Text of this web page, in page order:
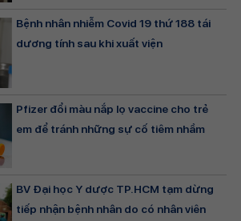
Bệnh nhân nhiễm Covid 19 thứ 188 tái
dương tính sau khi xuất viện
Pfizer đổi màu nắp lọ vaccine cho trẻ
em để tránh những sự cố tiêm nhầm
BV Đại học Y dược TP.HCM tạm dừng
tiếp nhận bệnh nhân do có nhân viên